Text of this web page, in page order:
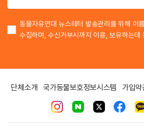
동물자유연대 뉴스레터 발송관리를 위해 이
수집하며, 수신거부시까지 이용, 보유하는데
단체소개 국가동물보호정보시스템 가입약